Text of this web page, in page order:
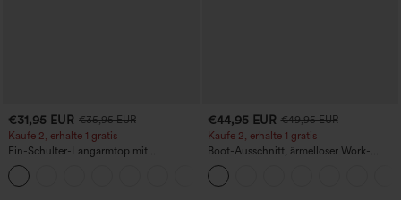
€31,95 EUR €35,95 EUR
Kaufe 2, erhalte 1 gratis
Ein-Schulter-Langarmtop mit
Daumenloch, geschwungener Saum
(High-Low), schnell trocknend – Yoga-
Sporttop mit integriertem BH
€44,95 EUR €49,95 EUR
Kaufe 2, erhalte 1 gratis
Boot-Ausschnitt, ärmelloser Work-
Jumpsuit mit seitlicher Bindung,
kühlender Cool-Touch-Effekt, gestreift
und mit Taschen – Easy Peezy Edition